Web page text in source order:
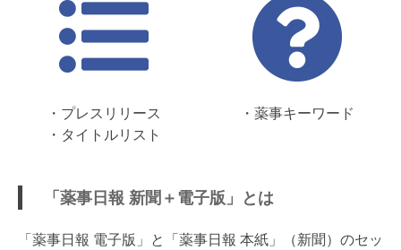
・プレスリリース
・タイトルリスト
・薬事キーワード
「薬事日報 新聞＋電子版」とは
「薬事日報 電子版」と「薬事日報 本紙」（新聞）のセッ